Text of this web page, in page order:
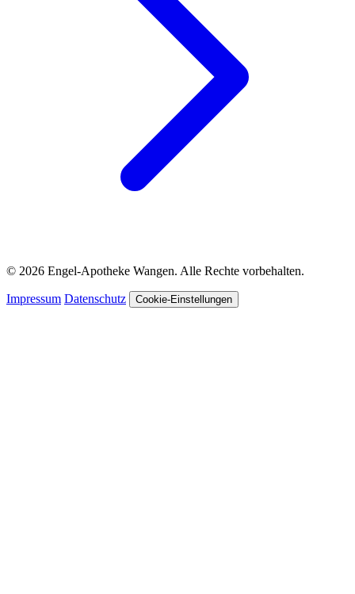
© 2026 Engel-Apotheke Wangen. Alle Rechte vorbehalten.
Impressum Datenschutz Cookie-Einstellungen